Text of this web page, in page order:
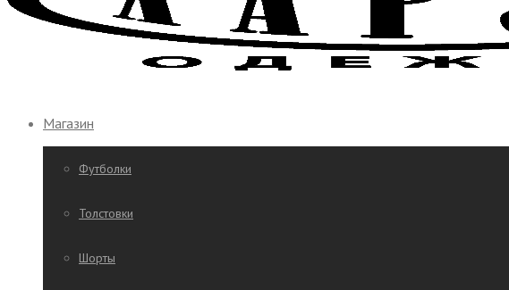
Магазин
Футболки
Толстовки
Шорты